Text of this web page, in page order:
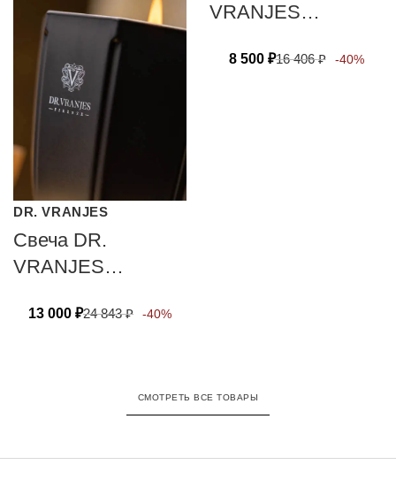
DR. VRANJES
Свеча DR.
VRANJES
200 гр
13 000 ₽24 843₽ -40%
VRANJES
MELOGRANO 80
8 500 ₽16 406₽ -40%
СМОТРЕТЬ ВСЕ ТОВАРЫ